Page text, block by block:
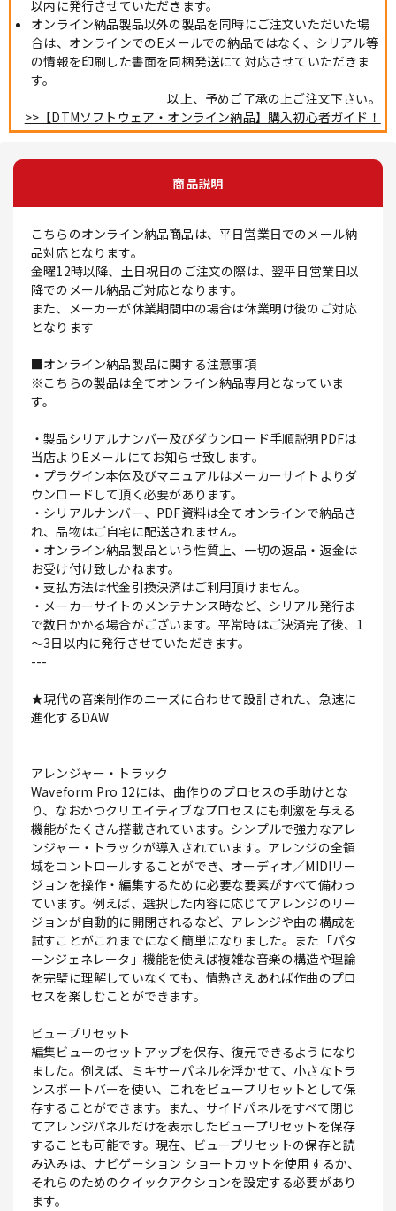
以内に発行させていただきます。
オンライン納品製品以外の製品を同時にご注文いただいた場
合は、オンラインでのEメールでの納品ではなく、シリアル等
の情報を印刷した書面を同梱発送にて対応させていただきま
す。
以上、予めご了承の上ご注文下さい。
>>【DTMソフトウェア・オンライン納品】購入初心者ガイド！
商品説明
こちらのオンライン納品商品は、平日営業日でのメール納
品対応となります。
金曜12時以降、土日祝日のご注文の際は、翌平日営業日以
降でのメール納品ご対応となります。
また、メーカーが休業期間中の場合は休業明け後のご対応
となります
■オンライン納品製品に関する注意事項
※こちらの製品は全てオンライン納品専用となっていま
す。
・製品シリアルナンバー及びダウンロード手順説明PDFは
当店よりEメールにてお知らせ致します。
・プラグイン本体及びマニュアルはメーカーサイトよりダ
ウンロードして頂く必要があります。
・シリアルナンバー、PDF資料は全てオンラインで納品さ
れ、品物はご自宅に配送されません。
・オンライン納品製品という性質上、一切の返品・返金は
お受け付け致しかねます。
・支払方法は代金引換決済はご利用頂けません。
・メーカーサイトのメンテナンス時など、シリアル発行ま
で数日かかる場合がございます。平常時はご決済完了後、1
～3日以内に発行させていただきます。
---
★現代の音楽制作のニーズに合わせて設計された、急速に
進化するDAW
アレンジャー・トラック
Waveform Pro 12には、曲作りのプロセスの手助けとな
り、なおかつクリエイティブなプロセスにも刺激を与える
機能がたくさん搭載されています。シンプルで強力なアレ
ンジャー・トラックが導入されています。アレンジの全領
域をコントロールすることができ、オーディオ／MIDIリー
ジョンを操作・編集するために必要な要素がすべて備わっ
ています。例えば、選択した内容に応じてアレンジのリー
ジョンが自動的に開閉されるなど、アレンジや曲の構成を
試すことがこれまでになく簡単になりました。また「パタ
ーンジェネレータ」機能を使えば複雑な音楽の構造や理論
を完璧に理解していなくても、情熱さえあれば作曲のプロ
セスを楽しむことができます。
ビュープリセット
編集ビューのセットアップを保存、復元できるようになり
ました。例えば、ミキサーパネルを浮かせて、小さなトラ
ンスポートバーを使い、これをビュープリセットとして保
存することができます。また、サイドパネルをすべて閉じ
てアレンジパネルだけを表示したビュープリセットを保存
することも可能です。現在、ビュープリセットの保存と読
み込みは、ナビゲーション ショートカットを使用するか、
それらのためのクイックアクションを設定する必要があり
ます。